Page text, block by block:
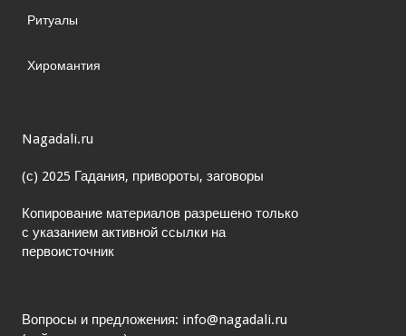
Ритуалы
Хиромантия
Nagadali.ru
(с) 2025 Гадания, привороты, заговоры
Копирование материалов разрешено только
с указанием активной ссылки на
первоисточник
Вопросы и предложения: info@nagadali.ru